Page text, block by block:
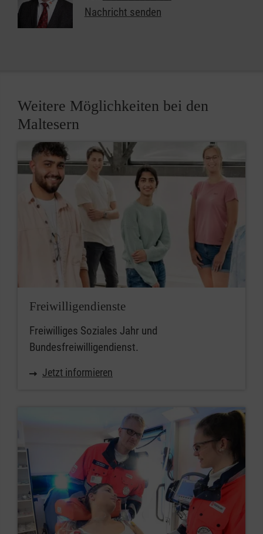
Nachricht senden
Weitere Möglichkeiten bei den
Maltesern
Freiwilligendienste
Freiwilliges Soziales Jahr und
Bundesfreiwilligendienst.
Jetzt informieren